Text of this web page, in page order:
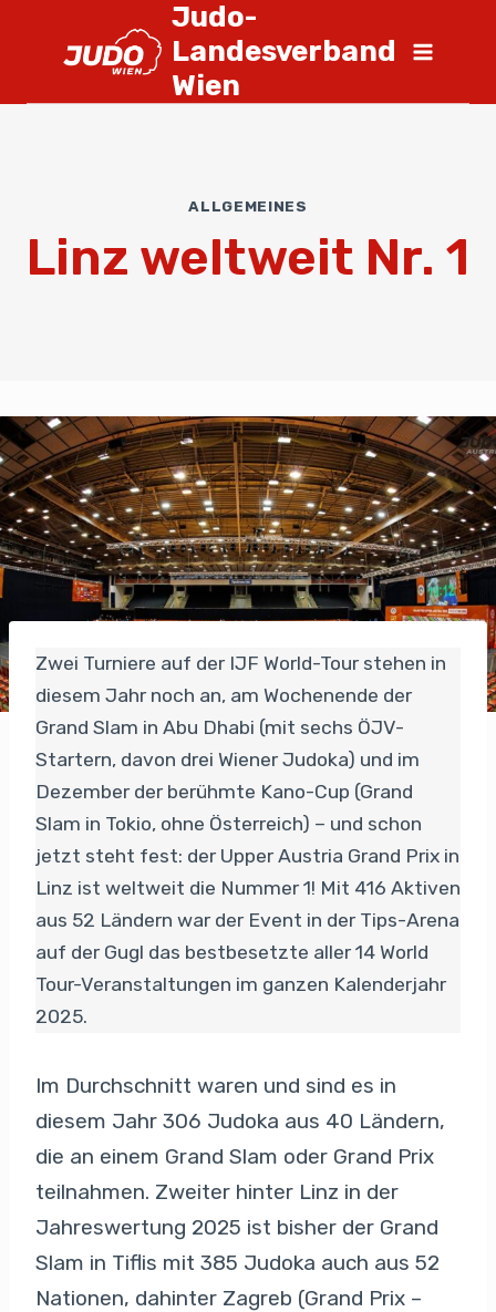
Judo-
Landesverband
Wien
ALLGEMEINES
Linz weltweit Nr. 1
Zwei Turniere auf der IJF World-Tour stehen in
diesem Jahr noch an, am Wochenende der
Grand Slam in Abu Dhabi (mit sechs ÖJV-
Startern, davon drei Wiener Judoka) und im
Dezember der berühmte Kano-Cup (Grand
Slam in Tokio, ohne Österreich) – und schon
jetzt steht fest: der Upper Austria Grand Prix in
Linz ist weltweit die Nummer 1! Mit 416 Aktiven
aus 52 Ländern war der Event in der Tips-Arena
auf der Gugl das bestbesetzte aller 14 World
Tour-Veranstaltungen im ganzen Kalenderjahr
2025.
Im Durchschnitt waren und sind es in
diesem Jahr 306 Judoka aus 40 Ländern,
die an einem Grand Slam oder Grand Prix
teilnahmen. Zweiter hinter Linz in der
Jahreswertung 2025 ist bisher der Grand
Slam in Tiflis mit 385 Judoka auch aus 52
Nationen, dahinter Zagreb (Grand Prix –